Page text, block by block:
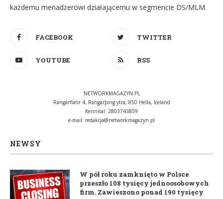
każdemu menadżerowi działającemu w segmencie DS/MLM.
FACEBOOK TWITTER
YOUTUBE RSS
NETWORKMAGAZYN.PL
Rangárflatir 4, Rangárþing ytra, 850 Hella, Iceland
Kennital: 2803743859
e-mail: redakcja@networkmagazyn.pl
NEWSY
W pół roku zamknięto w Polsce
przeszło 108 tysięcy jednoosobowych
firm. Zawieszono ponad 190 tysięcy